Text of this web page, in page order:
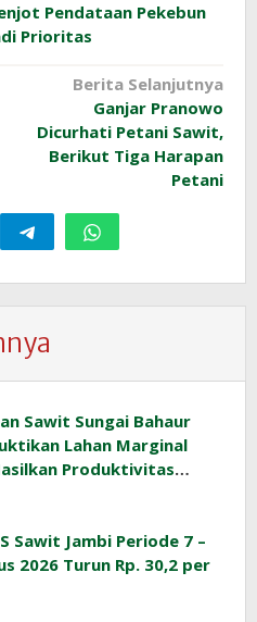
Pendataan Pekebun
Prioritas
Berita Selanjutnya
Ganjar Pranowo
Dicurhati Petani Sawit,
Berikut Tiga Harapan
Petani
Sawit Sungai Bahaur
Lahan Marginal
Produktivitas
Sawit Jambi Periode 7 –
2026 Turun Rp. 30,2 per